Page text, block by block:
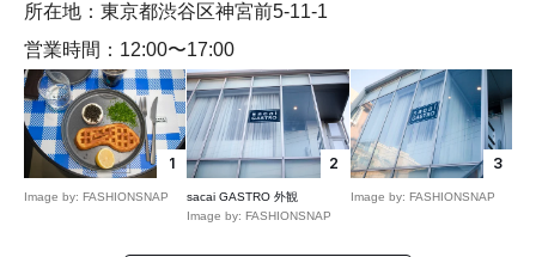
所在地：東京都渋谷区神宮前5-11-1
営業時間：12:00〜17:00
1
Image by: FASHIONSNAP
2
sacai GASTRO 外観
Image by: FASHIONSNAP
3
Image by: FASHIONSNAP